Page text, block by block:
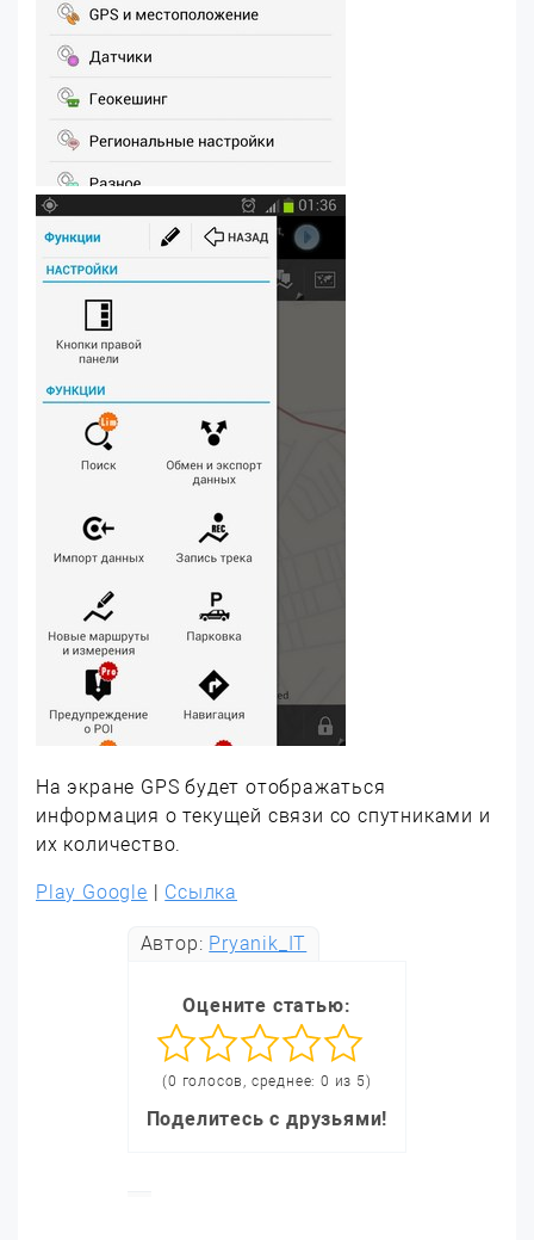
На экране GPS будет отображаться
информация о текущей связи со спутниками и
их количество.
Play Google | Ссылка
Автор: Pryanik_IT
Оцените статью:
(0 голосов, среднее: 0 из 5)
Поделитесь с друзьями!